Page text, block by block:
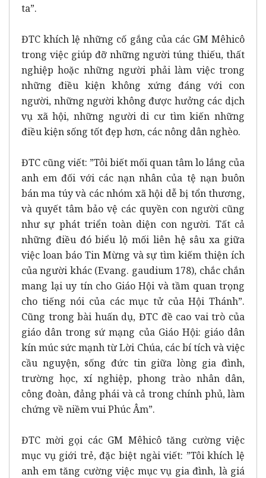
ta”.
ĐTC khích lệ những cố gắng của các GM Mêhicô
trong việc giúp đỡ những người túng thiếu, thất
nghiệp hoặc những người phải làm việc trong
những điều kiện không xứng đáng với con
người, những người không được hưởng các dịch
vụ xã hội, những người di cư tìm kiến những
điều kiện sống tốt đẹp hơn, các nông dân nghèo.
ĐTC cũng viết: ”Tôi biết mối quan tâm lo lắng của
anh em đối với các nạn nhân của tệ nạn buôn
bán ma túy và các nhóm xã hội dễ bị tổn thương,
và quyết tâm bảo vệ các quyền con người cũng
như sự phát triển toàn diện con người. Tất cả
những điều đó biểu lộ mối liên hệ sâu xa giữa
việc loan báo Tin Mừng và sự tìm kiếm thiện ích
của người khác (Evang. gaudium 178), chắc chắn
mang lại uy tín cho Giáo Hội và tầm quan trọng
cho tiếng nói của các mục tử của Hội Thánh”.
Cũng trong bài huấn dụ, ĐTC đề cao vai trò của
giáo dân trong sứ mạng của Giáo Hội: giáo dân
kín múc sức mạnh từ Lời Chúa, các bí tích và việc
cầu nguyện, sống đức tin giữa lòng gia đình,
trường học, xí nghiệp, phong trào nhân dân,
công đoàn, đảng phái và cả trong chính phủ, làm
chứng về niềm vui Phúc Âm”.
ĐTC mời gọi các GM Mêhicô tăng cường việc
mục vụ giới trẻ, đặc biệt ngài viết: ”Tôi khích lệ
anh em tăng cường việc mục vụ gia đình, là giá